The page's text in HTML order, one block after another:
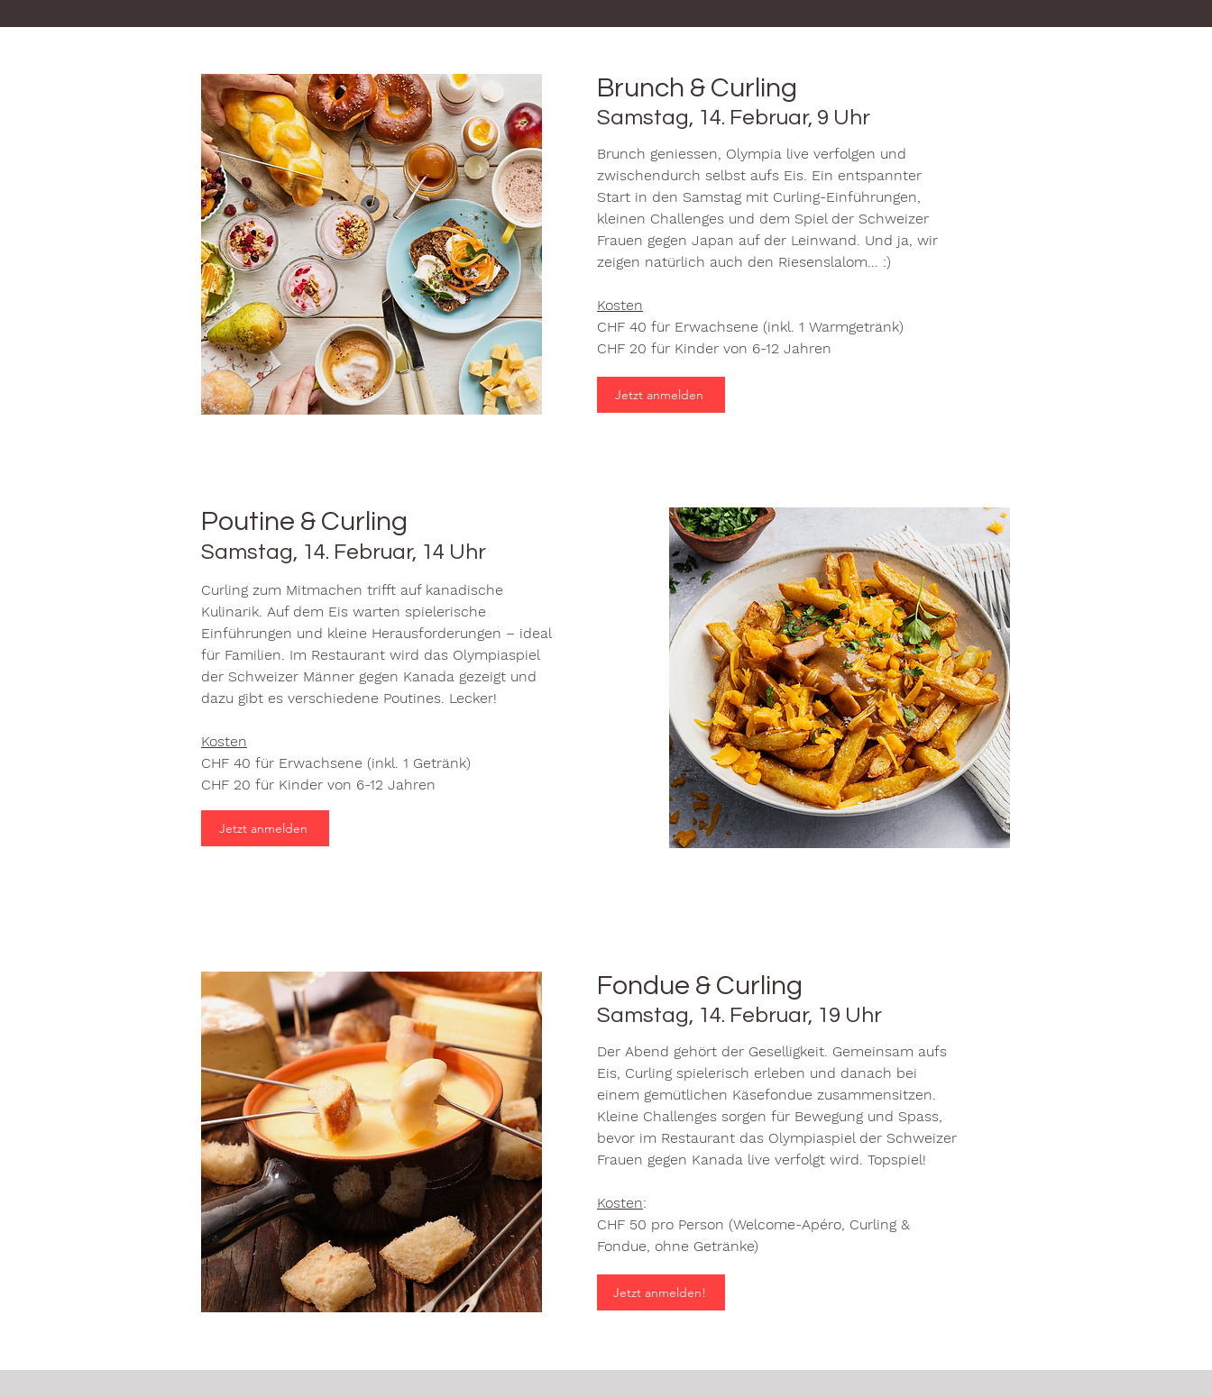
Brunch & Curling
Samstag, 14. Februar, 9 Uhr
Brunch geniessen, Olympia live verfolgen und
zwischendurch selbst aufs Eis. Ein entspannter
Start in den Samstag mit Curling-Einführungen,
kleinen Challenges und dem Spiel der Schweizer
Frauen gegen Japan auf der Leinwand. Und ja, wir
zeigen natürlich auch den Riesenslalom... :)
Kosten
CHF 40 für Erwachsene (inkl. 1 Warmgetränk)
CHF 20 für Kinder von 6-12 Jahren
Jetzt anmelden
Poutine & Curling
Samstag, 14. Februar, 14 Uhr
Curling zum Mitmachen trifft auf kanadische
Kulinarik. Auf dem Eis warten spielerische
Einführungen und kleine Herausforderungen – ideal
für Familien. Im Restaurant wird das Olympiaspiel
der Schweizer Männer gegen Kanada gezeigt und
dazu gibt es verschiedene Poutines. Lecker!
Kosten
CHF 40 für Erwachsene (inkl. 1 Getränk)
CHF 20 für Kinder von 6-12 Jahren
Jetzt anmelden
Fondue & Curling
Samstag, 14. Februar, 19 Uhr
Der Abend gehört der Geselligkeit. Gemeinsam aufs
Eis, Curling spielerisch erleben und danach bei
einem gemütlichen Käsefondue zusammensitzen.
Kleine Challenges sorgen für Bewegung und Spass,
bevor im Restaurant das Olympiaspiel der Schweizer
Frauen gegen Kanada live verfolgt wird. Topspiel!
Kosten:
CHF 50 pro Person (Welcome-Apéro, Curling &
Fondue, ohne Getränke)
Jetzt anmelden!